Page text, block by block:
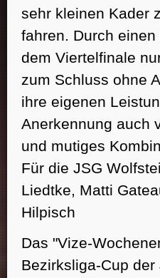
sehr kleinen Kader
fahren. Durch
dem Viertelfinale
zum Schluss ohne
ihre eigenen
Anerkennung auch
und mutiges
Für die JSG
Liedtke, Matti
Hilpisch
Das "Vize-
Bezirksliga-Cup